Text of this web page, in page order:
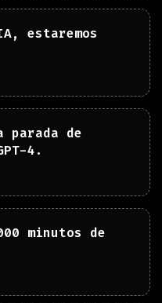
estaremos
de
4.
minutos de